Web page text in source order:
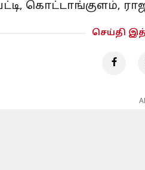
கொட்டாங்குளம்,
செய்தி